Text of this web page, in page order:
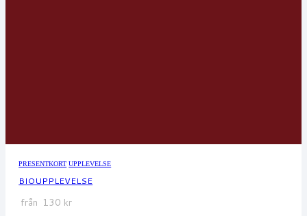
PRESENTKORT UPPLEVELSE
BIOUPPLEVELSE
från 130 kr